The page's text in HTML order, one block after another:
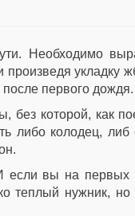
Необходимо
укладку
первого дождя.
без которой, как
либо колодец, либ
если вы на первых
теплый нужник, но